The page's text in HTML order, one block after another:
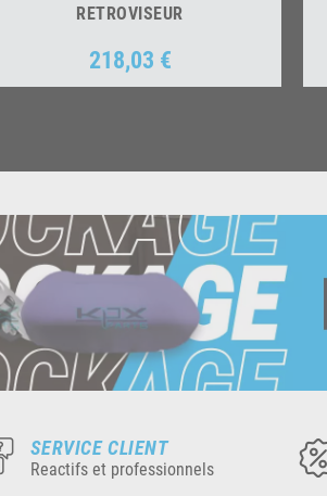
RETROVISEUR
Prix
218,03 €
SERVICE CLIENT
Reactifs et professionnels